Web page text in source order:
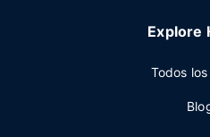
Explore
Todos